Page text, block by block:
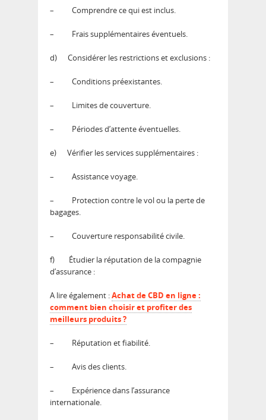
– Comprendre ce qui est inclus.
– Frais supplémentaires éventuels.
d) Considérer les restrictions et exclusions :
– Conditions préexistantes.
– Limites de couverture.
– Périodes d’attente éventuelles.
e) Vérifier les services supplémentaires :
– Assistance voyage.
– Protection contre le vol ou la perte de
bagages.
– Couverture responsabilité civile.
f) Étudier la réputation de la compagnie
d’assurance :
A lire également :Achat de CBD en ligne :
comment bien choisir et profiter des
meilleurs produits ?
– Réputation et fiabilité.
– Avis des clients.
– Expérience dans l’assurance
internationale.